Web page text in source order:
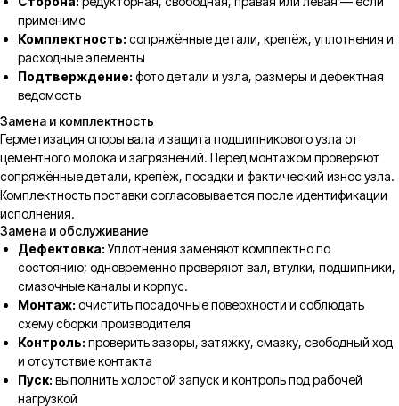
применимо
Комплектность: сопряжённые детали, крепёж, уплотнения и
расходные элементы
Подтверждение: фото детали и узла, размеры и дефектная
ведомость
Замена и комплектность
Герметизация опоры вала и защита подшипникового узла от
цементного молока и загрязнений. Перед монтажом проверяют
сопряжённые детали, крепёж, посадки и фактический износ узла.
Комплектность поставки согласовывается после идентификации
исполнения.
Замена и обслуживание
Дефектовка:Уплотнения заменяют комплектно по
состоянию; одновременно проверяют вал, втулки, подшипники,
смазочные каналы и корпус.
Монтаж: очистить посадочные поверхности и соблюдать
схему сборки производителя
Контроль: проверить зазоры, затяжку, смазку, свободный ход
и отсутствие контакта
Пуск: выполнить холостой запуск и контроль под рабочей
нагрузкой